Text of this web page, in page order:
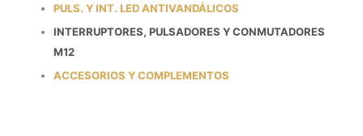
PULS. Y INT. LED ANTIVANDÁLICOS
INTERRUPTORES, PULSADORES Y CONMUTADORES
M12
ACCESORIOS Y COMPLEMENTOS